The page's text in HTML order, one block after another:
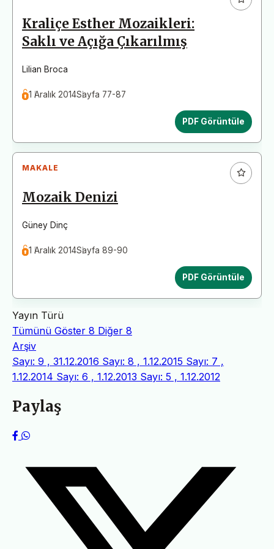
Kraliçe Esther Mozaikleri:
Saklı ve Açığa Çıkarılmış
Lilian Broca
1 Aralık 2014Sayfa 77-87
PDF Görüntüle
MAKALE
Mozaik Denizi
Güney Dinç
1 Aralık 2014Sayfa 89-90
PDF Görüntüle
Yayın Türü
Tümünü Göster 8 Diğer 8
Arşiv
Sayı: 9 , 31.12.2016 Sayı: 8 , 1.12.2015 Sayı: 7 ,
1.12.2014 Sayı: 6 , 1.12.2013 Sayı: 5 , 1.12.2012
Paylaş